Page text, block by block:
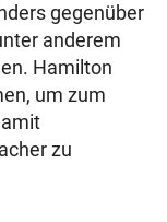
gegenüber
anderem
Hamilton
um zum
zu